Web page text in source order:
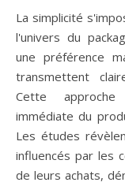
La simplicité
l'univers du
une préférence
transmettent
Cette approche
immédiate du
Les études
influencés par les
de leurs achats,